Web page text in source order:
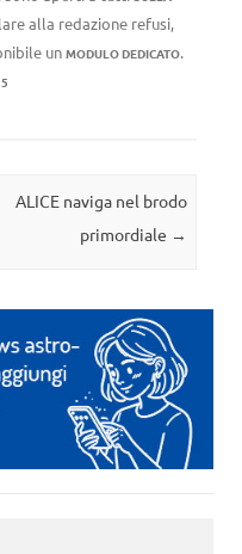
alla redazione refusi,
un MODULO DEDICATO.
ALICE naviga nel brodo
primordiale →